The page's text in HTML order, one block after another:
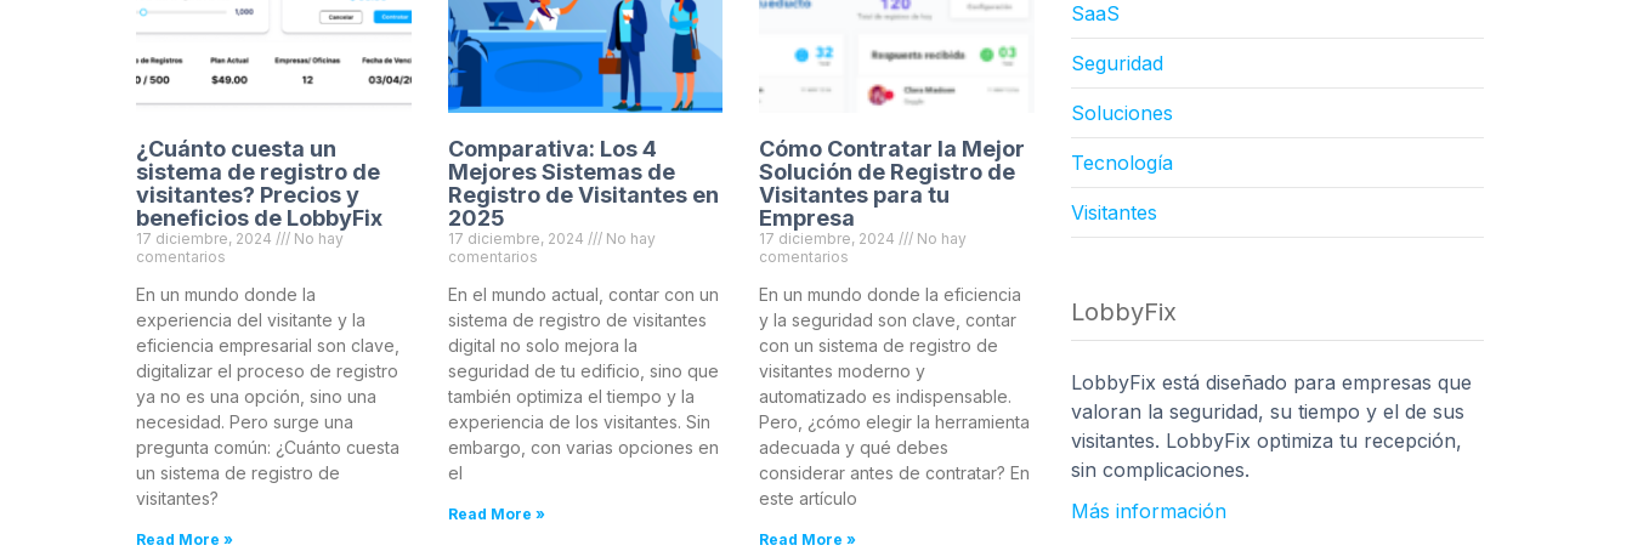
¿Cuánto cuesta un
sistema de registro de
visitantes? Precios y
beneficios de LobbyFix
17 diciembre, 2024
No hay
comentarios
En un mundo donde la
experiencia del visitante y la
eficiencia empresarial son clave,
digitalizar el proceso de registro
ya no es una opción, sino una
necesidad. Pero surge una
pregunta común: ¿Cuánto cuesta
un sistema de registro de
visitantes?
Read More »
Comparativa: Los 4
Mejores Sistemas de
Registro de Visitantes en
2025
17 diciembre, 2024
No hay
comentarios
En el mundo actual, contar con un
sistema de registro de visitantes
digital no solo mejora la
seguridad de tu edificio, sino que
también optimiza el tiempo y la
experiencia de los visitantes. Sin
embargo, con varias opciones en
el
Read More »
Cómo Contratar la Mejor
Solución de Registro de
Visitantes para tu
Empresa
17 diciembre, 2024
No hay
comentarios
En un mundo donde la eficiencia
y la seguridad son clave, contar
con un sistema de registro de
visitantes moderno y
automatizado es indispensable.
Pero, ¿cómo elegir la herramienta
adecuada y qué debes
considerar antes de contratar? En
este artículo
Read More »
SaaS
Seguridad
Soluciones
Tecnología
Visitantes
LobbyFix
LobbyFix está diseñado para empresas que
valoran la seguridad, su tiempo y el de sus
visitantes. LobbyFix optimiza tu recepción,
sin complicaciones.
Más información